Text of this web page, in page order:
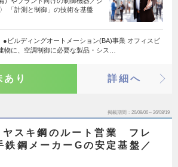
「計測と制御」の技術を基盤
●ビルディングオートメーション(BA)事業 オフィスビ
物に、空調制御に必要な製品・シス…
あり 詳細へ
掲載期間 26/08/06～26/08/19
ヤスキ鋼のルート営業 フレ
鉄鋼メーカーGの安定基盤／